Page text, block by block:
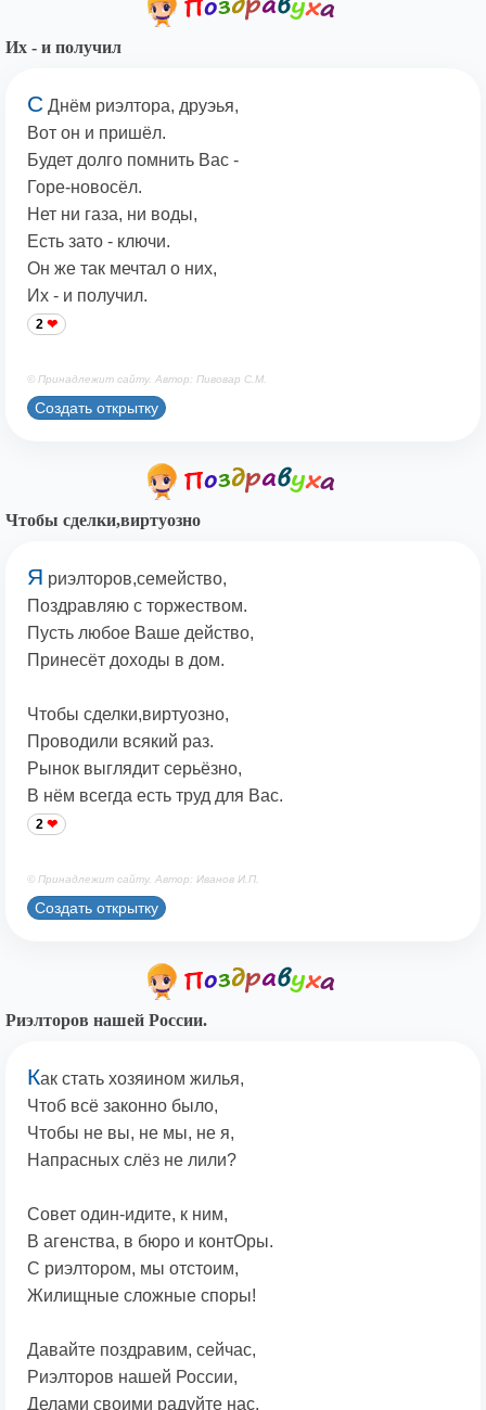
Их - и получил
С Днём риэлтора, друэья,
Вот он и пришёл.
Будет долго помнить Вас -
Горе-новосёл.
Нет ни газа, ни воды,
Есть зато - ключи.
Он же так мечтал о них,
Их - и получил.
2
© Принадлежит сайту. Автор: Пивовар С.М.
Создать открытку
Чтобы сделки,виртуозно
Я риэлторов,семейство,
Поздравляю с торжеством.
Пусть любое Ваше действо,
Принесёт доходы в дом.
Чтобы сделки,виртуозно,
Проводили всякий раз.
Рынок выглядит серьёзно,
В нём всегда есть труд для Вас.
2
© Принадлежит сайту. Автор: Иванов И.П.
Создать открытку
Риэлторов нашей России.
Как стать хозяином жилья,
Чтоб всё законно было,
Чтобы не вы, не мы, не я,
Напрасных слёз не лили?
Совет один-идите, к ним,
В агенства, в бюро и контОры.
С риэлтором, мы отстоим,
Жилищные сложные споры!
Давайте поздравим, сейчас,
Риэлторов нашей России,
Делами своими радуйте нас,